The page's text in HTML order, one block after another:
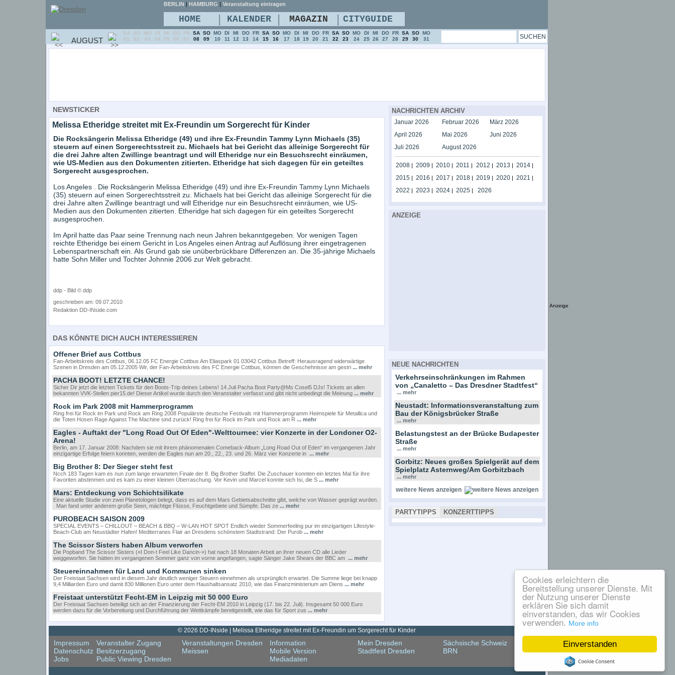
Einverstanden
Cookies erleichtern die
Bereitstellung unserer Dienste. Mit
der Nutzung unserer Dienste
erklären Sie sich damit
einverstanden, das wir Cookies
verwenden. More info
Cookie Consent plugin for the EU cookie law
NEWSTICKER
Melissa Etheridge streitet mit Ex-Freundin um Sorgerecht für Kinder
Die Rocksängerin Melissa Etheridge (49) und ihre Ex-Freundin Tammy Lynn Michaels (35)
steuern auf einen Sorgerechtsstreit zu. Michaels hat bei Gericht das alleinige Sorgerecht für
die drei Jahre alten Zwillinge beantragt und will Etheridge nur ein Besuchsrecht einräumen,
wie US-Medien aus den Dokumenten zitierten. Etheridge hat sich dagegen für ein geteiltes
Sorgerecht ausgesprochen.
Los Angeles . Die Rocksängerin Melissa Etheridge (49) und ihre Ex-Freundin Tammy Lynn Michaels
(35) steuern auf einen Sorgerechtsstreit zu. Michaels hat bei Gericht das alleinige Sorgerecht für die
drei Jahre alten Zwillinge beantragt und will Etheridge nur ein Besuchsrecht einräumen, wie US-
Medien aus den Dokumenten zitierten. Etheridge hat sich dagegen für ein geteiltes Sorgerecht
ausgesprochen.
Im April hatte das Paar seine Trennung nach neun Jahren bekanntgegeben. Vor wenigen Tagen
reichte Etheridge bei einem Gericht in Los Angeles einen Antrag auf Auflösung ihrer eingetragenen
Lebenspartnerschaft ein. Als Grund gab sie unüberbrückbare Differenzen an. Die 35-jährige Michaels
hatte Sohn Miller und Tochter Johnnie 2006 zur Welt gebracht.
ddp - Bild © ddp
geschrieben am: 09.07.2010
Redaktion DD-INside.com
DAS KÖNNTE DICH AUCH INTERESSIEREN
Offener Brief aus Cottbus
Fan-Arbeitskreis des Cottbus, 06.12.05 FC Energie Cottbus Am Eliaspark 01 03042 Cottbus Betreff: Herausragend widerwärtige
Szenen in Dresden am 05.12.2005 Wir, der Fan-Arbeitskreis des FC Energie Cottbus, können die Geschehnisse am gestri ... mehr
PACHA BOOT! LETZTE CHANCE!
Sicher Dir jetzt die letzten Tickets für den Boots-Trip deines Lebens! 14.Juli Pacha Boot Party@Ms Cosel5 DJs! Tickets an allen
bekannten VVK-Stellen pier15.de! Dieser Artikel wurde durch den Veranstalter verfasst und gibt nicht unbedingt die Meinung ... mehr
Rock im Park 2008 mit Hammerprogramm
Ring frei für Rock im Park und Rock am Ring 2008 Populärste deutsche Festivals mit Hammerprogramm Heimspiele für Metallica und
die Toten Hosen Rage Against The Machine sind zurück! Ring frei für Rock im Park und Rock am R ... mehr
Eagles - Auftakt der "Long Road Out Of Eden"-Welttournee: vier Konzerte in der Londoner O2-
Arena!
Berlin, am 17. Januar 2008: Nachdem sie mit ihrem phänomenalen Comeback-Album „Long Road Out of Eden“ im vergangenen Jahr
einzigartige Erfolge feiern konnten, werden die Eagles nun am 20., 22., 23. und 26. März vier Konzerte in ... mehr
Big Brother 8: Der Sieger steht fest
Ncch 183 Tagen kam es nun zum lange erwarteten Finale der 8. Big Brother Staffel. Die Zuschauer konnten ein letztes Mal für ihre
Favoriten abstimmen und es kam zu einer kleinen Überraschung. Vor Kevin und Marcel konnte sich Isi, die S ... mehr
Mars: Entdeckung von Schichtsilikate
Eine aktuelle Studie von zwei Planetologen belegt, dass es auf dem Mars Gebietsabschnitte gibt, welche von Wasser geprägt wurden.
Man fand unter anderem große Seen, mächtige Flüsse, Feuchtgebiete und Sümpfe. Das ze ... mehr
PUROBEACH SAISON 2009
SPECIAL EVENTS – CHILLOUT – BEACH & BBQ – W-LAN HOT SPOT Endlich wieder Sommerfeeling pur im einzigartigen Lifestyle-
Beach-Club am Neustädter Hafen! Mediterranes Flair an Dresdens schönstem Stadtstrand: Der Purob ... mehr
The Scissor Sisters haben Album verworfen
Die Popband The Scissor Sisters («I Don-t Feel Like Dancin-») hat nach 18 Monaten Arbeit an ihrer neuen CD alle Lieder
weggeworfen. Sie hätten im vergangenen Sommer ganz von vorne angefangen, sagte Sänger Jake Shears der BBC am ... mehr
Steuereinnahmen für Land und Kommunen sinken
Der Freistaat Sachsen wird in diesem Jahr deutlich weniger Steuern einnehmen als ursprünglich erwartet. Die Summe liege bei knapp
9,4 Milliarden Euro und damit 830 Millionen Euro unter dem Haushaltsansatz 2010, wie das Finanzministerium am Diens ... mehr
Freistaat unterstützt Fecht-EM in Leipzig mit 50 000 Euro
Der Freistaat Sachsen beteiligt sich an der Finanzierung der Fecht-EM 2010 in Leipzig (17. bis 22. Juli). Insgesamt 50 000 Euro
werden dazu für die Vorbereitung und Durchführung der Wettkämpfe bereitgestellt, wie das für Sport zus ... mehr
NACHRICHTEN ARCHIV
Januar 2026 Februar 2026
März 2026
April 2026
Mai 2026
Juni 2026
Juli 2026
August 2026
2008| 2009 | 2010| 2011 | 2012 | 2013 | 2014|
2015| 2016 | 2017 | 2018| 2019 | 2020| 2021 |
2022 | 2023 | 2024| 2025| 2026
ANZEIGE
NEUE NACHRICHTEN
Verkehrseinschränkungen im Rahmen
von „Canaletto – Das Dresdner Stadtfest“
... mehr
Neustadt: Informationsveranstaltung zum
Bau der Königsbrücker Straße
... mehr
Belastungstest an der Brücke Budapester
Straße
... mehr
Gorbitz: Neues großes Spielgerät auf dem
Spielplatz Asternweg/Am Gorbitzbach
... mehr
weitere News anzeigen
PARTYTIPPS KONZERTTIPPS
© 2026 DD-INside | Melissa Etheridge streitet mit Ex-Freundin um Sorgerecht für Kinder
Impressum
Datenschutz
Jobs
Veranstalter Zugang
Besitzerzugang
Public Viewing Dresden
Veranstaltungen Dresden
Meissen
Information
Mobile Version
Mediadaten
Mein Dresden
Stadtfest Dresden
Sächsische Schweiz
BRN
BERLIN | HAMBURG | Veranstaltung eintragen
HOME | KALENDER | MAGAZIN | CITYGUIDE
AUGUST
SA
01
SO
02
MO
03
DI
04
MI
05
DO
06
FR
07
SA
08
SO
09
MO
10
DI
11
MI
12
DO
13
FR
14
SA
15
SO
16
MO
17
DI
18
MI
19
DO
20
FR
21
SA
22
SO
23
MO
24
DI
25
MI
26
DO
27
FR
28
SA
29
SO
30
MO
31
Anzeige